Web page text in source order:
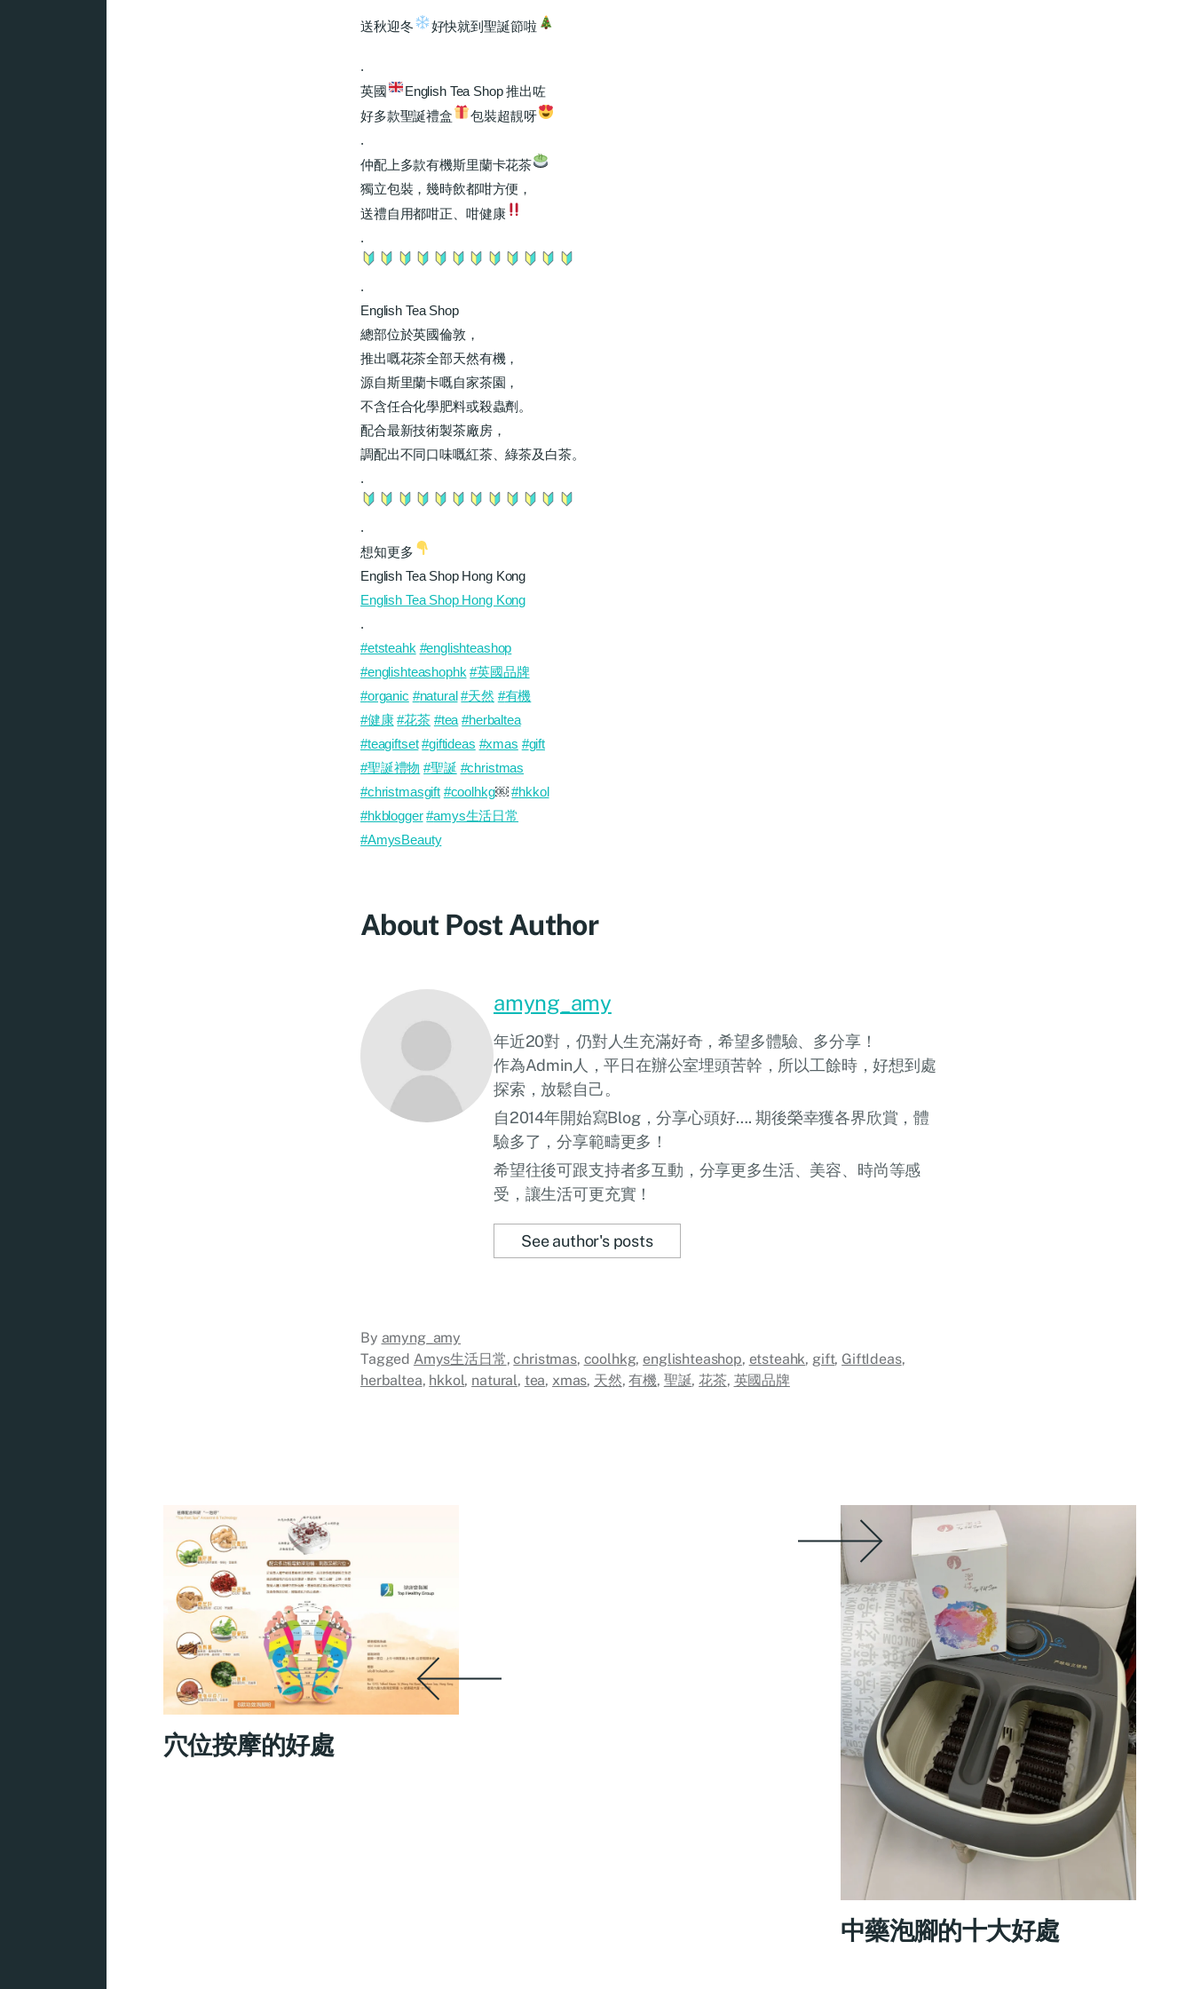
送秋迎冬 好快就到聖誕節啦
.
英國
English Tea Shop 推出咗
好多款聖誕禮盒
包裝超靚呀
.
仲配上多款有機斯里蘭卡花茶
獨立包裝，幾時飲都咁方便，
送禮自用都咁正、咁健康
.
.
English Tea Shop
總部位於英國倫敦，
推出嘅花茶全部天然有機，
源自斯里蘭卡嘅自家茶園，
不含任合化學肥料或殺蟲劑。
配合最新技術製茶廠房，
調配出不同口味嘅紅茶、綠茶及白茶。
.
.
想知更多
English Tea Shop Hong Kong
English Tea Shop Hong Kong
.
#etsteahk #englishteashop
#englishteashophk #英國品牌
#organic #natural #天然 #有機
#健康 #花茶 #tea #herbaltea
#teagiftset #giftideas #xmas #gift
#聖誕禮物 #聖誕 #christmas
#christmasgift #coolhkg￼#hkkol
#hkblogger #amys生活日常
#AmysBeauty
About Post Author
amyng_amy
年近20對，仍對人生充滿好奇，希望多體驗、多分享！
作為Admin人，平日在辦公室埋頭苦幹，所以工餘時，好想到處
探索，放鬆自己。
自2014年開始寫Blog，分享心頭好…. 期後榮幸獲各界欣賞，體
驗多了，分享範疇更多！
希望往後可跟支持者多互動，分享更多生活、美容、時尚等感
受，讓生活可更充實！
See author's posts
By amyng_amy
Tagged Amys生活日常,christmas, coolhkg, englishteashop, etsteahk, gift, GiftIdeas,
herbaltea, hkkol, natural, tea, xmas, 天然,有機, 聖誕,花茶, 英國品牌
穴位按摩的好處
中藥泡腳的十大好處